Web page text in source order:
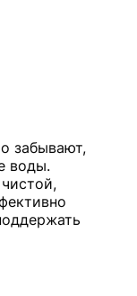
забывают,
воды.